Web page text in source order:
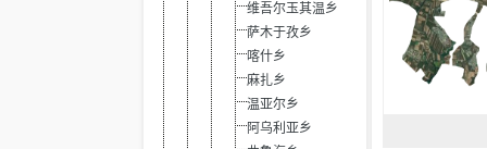
维吾尔玉其温乡
萨木于孜乡
喀什乡
麻扎乡
温亚尔乡
阿乌利亚乡